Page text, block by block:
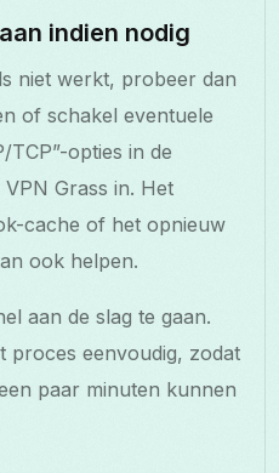
indien nodig
niet werkt, probeer dan
of schakel eventuele
TCP”-opties in de
Grass in. Het
cache of het opnieuw
ook helpen.
aan de slag te gaan.
proces eenvoudig, zodat
paar minuten kunnen